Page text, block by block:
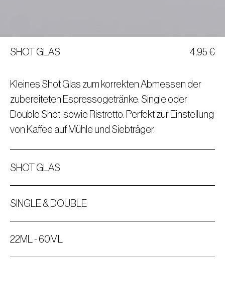
SHOT GLAS 4,95€
Kleines Shot Glas zum korrekten Abmessen der
zubereiteten Espressogetränke. Single oder
Double Shot, sowie Ristretto. Perfekt zur Einstellung
von Kaffee auf Mühle und Siebträger.
SHOT GLAS
SINGLE & DOUBLE
22ML - 60ML